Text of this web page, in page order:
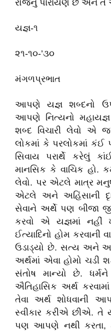
રોજનું પારાયણ છે અને
યજ્ઞ-૧
૨૧-૧૦-’૩૦
મંગળપ્રભાત
આપણે યજ્ઞ શબ્દનો
આપણે નિત્યનો
શબ્દ વિચારી લેવો
લોકમાં કે પરલોકમાં કંઈ
સિવાય પરાર્થે કરેલું
માનસિક કે વાચિક હો.
લેવો. પર એટલે માત્ર
એટલે અને અહિંસાની
સેવાને અર્થે પણ બીજા
કરવો એ યજ્ઞમાં નહીં
ઈત્યાદિનો હોમ
ઉડાડ્યો છે. સત્ય અને
અર્થમાં એવા હોમો
સંતોષ માન્યો છે.
ઐતિહાસિક અર્થ
તેવા અર્થ શોધવાની
સ્વીકાર કરીએ છીએ. તે
પણ આપણે નથી કરતા,